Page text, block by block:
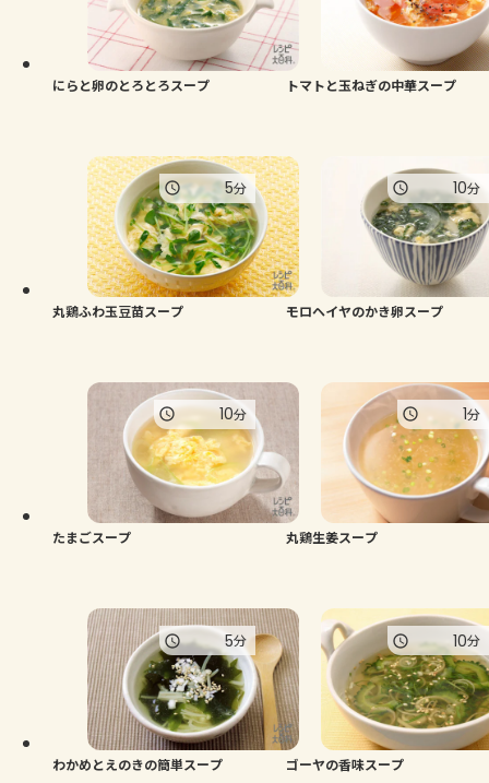
にらと卵のとろとろスープ トマトと玉ねぎの中華スープ
丸鶏ふわ玉豆苗スープ
5分
モロヘイヤのかき卵スープ
10分
たまごスープ
10分
丸鶏生姜スープ
1分
わかめとえのきの簡単スープ
5分
ゴーヤの香味スープ
10分